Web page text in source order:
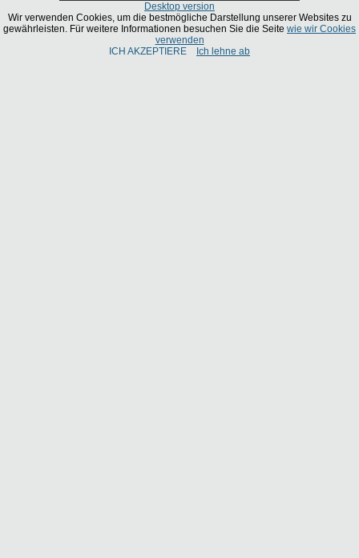
Desktop version
Wir verwenden Cookies, um die bestmögliche Darstellung unserer Websites zu
gewährleisten. Für weitere Informationen besuchen Sie die Seite wie wir Cookies
verwenden
ICH AKZEPTIERE
Ich lehne ab